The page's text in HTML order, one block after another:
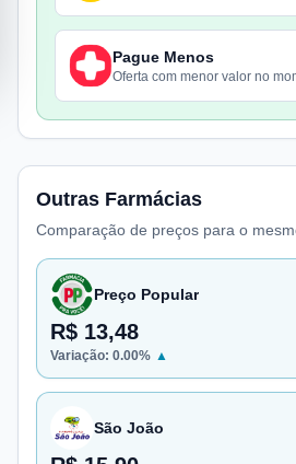
Pague Menos
Oferta com menor valor no
Outras Farmácias
Comparação de preços para o
Preço Popular
R$ 13,48
Variação: 0.00% ▲
São João